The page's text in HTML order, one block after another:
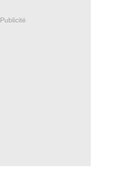
Publicité